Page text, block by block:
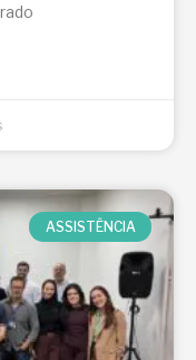
ASSISTÊNCIA